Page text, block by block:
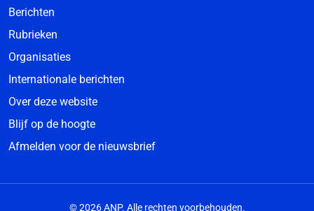
Berichten
Rubrieken
Organisaties
Internationale berichten
Over deze website
Blijf op de hoogte
Afmelden voor de nieuwsbrief
© 2026 ANP. Alle rechten voorbehouden.